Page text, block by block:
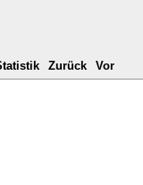
Zurück Vor